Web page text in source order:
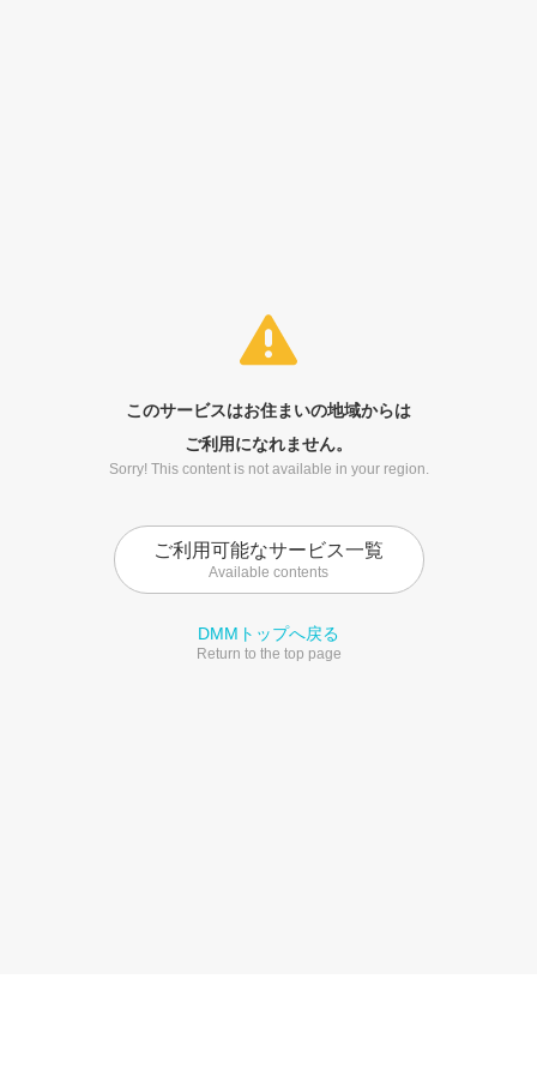
このサービスはお住まいの地域からは
ご利用になれません。
Sorry! This content is not available in your region.
ご利用可能なサービス一覧
Available contents
DMMトップへ戻る
Return to the top page